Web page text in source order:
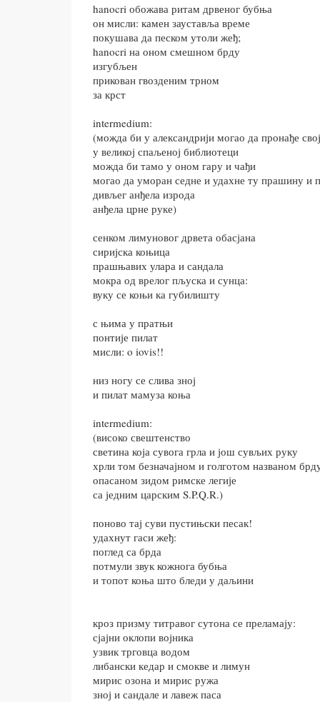
hanocri обожава ритам дрвеног бубња
он мисли: камен зауставља време
покушава да песком утоли жеђ;
hanocri на оном смешном брду
изгубљен
прикован гвозденим трном
за крст
intermedium:
(можда би у александрији могао да пронађе
у великој спаљеној библиотеци
можда би тамо у оном гару и чађи
могао да уморан седне и удахне ту прашину и
дивљег анђела изрода
анђела црне руке)
сенком лимуновог дрвета обасјана
сиријска коњица
прашњавих улара и сандала
мокра од врелог пљуска и сунца:
вуку се коњи ка губилишту
с њима у пратњи
понтије пилат
мисли: o iovis!!
низ ногу се слива зној
и пилат мамуза коња
intermedium:
(високо свештенство
светина која сувога грла и још сувљих руку
хрли том безначајном и голготом названом
опасаном зидом римске легије
са једним царским S.P.Q.R.)
поново тај суви пустињски песак!
удахнут гаси жеђ:
поглед са брда
потмули звук кожнога бубња
и топот коња што бледи у даљини
кроз призму титравог сутона се преламају:
сјајни оклопи војника
узвик трговца водом
либански кедар и смокве и лимун
мирис озона и мирис ружа
зној и сандале и лавеж паса